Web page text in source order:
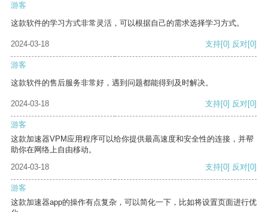
游客
这款软件的学习方式非常灵活，可以根据自己的需求选择学习方式。
2024-03-18 支持[0] 反对[0]
游客
这款软件的售后服务非常好，遇到问题都能得到及时解决。
2024-03-18 支持[0] 反对[0]
游客
这款加速器VPM应用程序可以给你提供最高速度和安全性的连接，并帮
助你在网络上自由移动。
2024-03-18
支持[0] 反对[0]
游客
这款加速器app的操作有点复杂，可以简化一下，比如将设置页面进行优